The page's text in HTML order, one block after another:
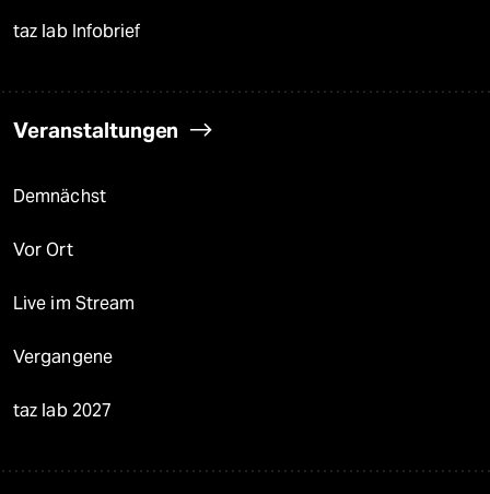
taz lab Infobrief
Veranstaltungen
Demnächst
Vor Ort
Live im Stream
Vergangene
taz lab 2027